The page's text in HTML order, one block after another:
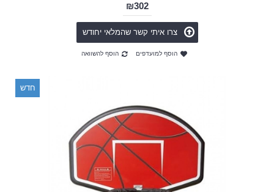
₪302
צרו איתי קשר שהמלאי יחודש
הוסף למועדפים הוסף להשוואה
חדש